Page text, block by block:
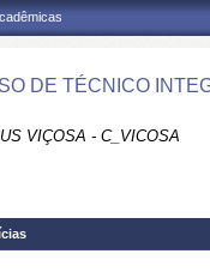
DE TÉCNICO
VIÇOSA - C_VICOSA